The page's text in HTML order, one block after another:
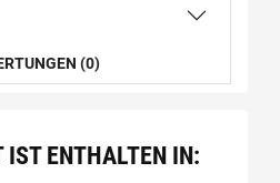
(0)
IST ENTHALTEN IN: